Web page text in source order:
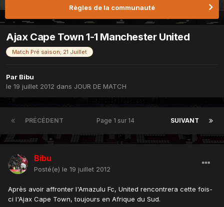
Règles de la communauté
Ajax Cape Town 1-1 Manchester United
Match Pré saison; 21 Juillet
Par Bibu
le 19 juillet 2012 dans JOUR DE MATCH
PRÉCÉDENT SUIVANT
Page 1 sur 14
Bibu
Posté(e) le 19 juillet 2012
Après avoir affronter l'Amazulu Fc, United rencontrera cette fois-
ci l'Ajax Cape Town, toujours en Afrique du Sud.